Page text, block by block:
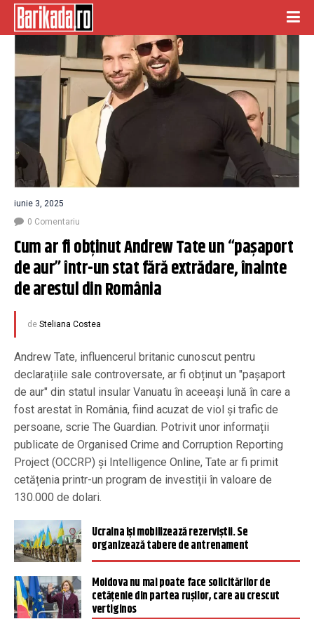
iunie 3, 2025
0 Comentariu
Cum ar fi obținut Andrew Tate un “pașaport
de aur” într-un stat fără extrădare, înainte
de arestul din România
de Steliana Costea
Andrew Tate, influencerul britanic cunoscut pentru
declarațiile sale controversate, ar fi obținut un "pașaport
de aur" din statul insular Vanuatu în aceeași lună în care a
fost arestat în România, fiind acuzat de viol și trafic de
persoane, scrie The Guardian. Potrivit unor informații
publicate de Organised Crime and Corruption Reporting
Project (OCCRP) și Intelligence Online, Tate ar fi primit
cetățenia printr-un program de investiții în valoare de
130.000 de dolari.
Ucraina își mobilizează rezerviștii. Se
organizează tabere de antrenament
Moldova nu mai poate face solicitărilor de
cetăţenie din partea ruşilor, care au crescut
vertiginos